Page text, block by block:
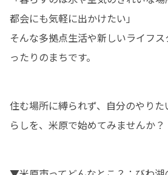
都会にも気軽に出かけたい」
そんな多拠点生活や新しいライフ
ったりのまちです。
住む場所に縛られず、自分のやり
らしを、米原で始めてみませんか？